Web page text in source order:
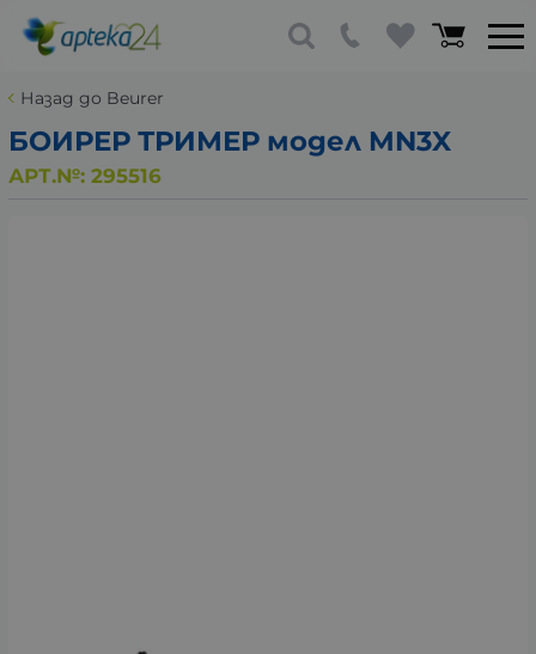
Назад до Beurer
БОИРЕР ТРИМЕР модел MN3X
АРТ.№: 295516